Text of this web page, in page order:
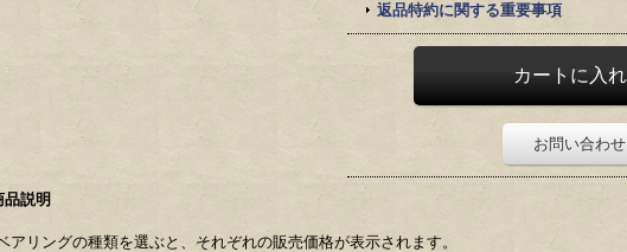
返品特約に関する重要事項
お問い合わせ
品説明
アリングの種類を選ぶと、それぞれの販売価格が表示されます。